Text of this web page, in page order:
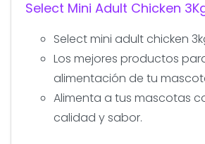
Select Mini Adult Chicken
Select mini adult chicken
Los mejores productos
alimentación de tu
Alimenta a tus mascotas
calidad y sabor.